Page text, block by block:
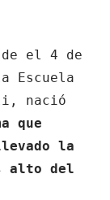
el 4 de
Escuela
nació
que
la
alto del